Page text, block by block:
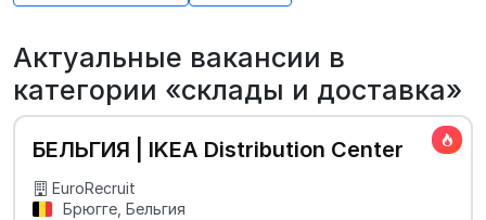
Актуальные вакансии в
категории «склады и доставка»
БЕЛЬГИЯ | IKEA Distribution Center
EuroRecruit
Брюгге, Бельгия